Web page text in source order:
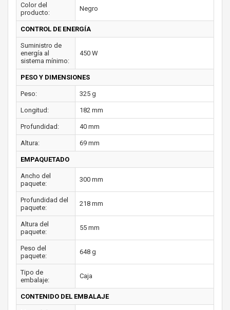
Color del
producto:
Negro
CONTROL DE ENERGÍA
Suministro de
energía al
sistema mínimo:
450 W
PESO Y DIMENSIONES
Peso: 325 g
Longitud: 182 mm
Profundidad: 40 mm
Altura: 69 mm
EMPAQUETADO
Ancho del
paquete:
300 mm
Profundidad del
paquete:
218 mm
Altura del
paquete:
55 mm
Peso del
paquete:
648 g
Tipo de
embalaje:
Caja
CONTENIDO DEL EMBALAJE